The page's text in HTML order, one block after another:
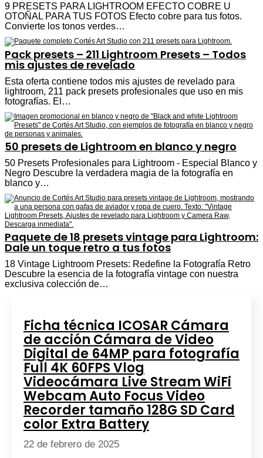
9 PRESETS PARA LIGHTROOM EFECTO COBRE U
OTOÑAL PARA TUS FOTOS Efecto cobre para tus fotos.
Convierte los tonos verdes…
Pack presets – 211 Lightroom Presets – Todos
mis ajustes de revelado
Esta oferta contiene todos mis ajustes de revelado para
lightroom, 211 pack presets profesionales que uso en mis
fotografías. El…
50 presets de Lightroom en blanco y negro
50 Presets Profesionales para Lightroom - Especial Blanco y
Negro Descubre la verdadera magia de la fotografía en
blanco y…
Paquete de 18 presets vintage para Lightroom:
Dale un toque retro a tus fotos
18 Vintage Lightroom Presets: Redefine la Fotografía Retro
Descubre la esencia de la fotografía vintage con nuestra
exclusiva colección de…
Ficha técnica ICOSAR Cámara
de acción Cámara de Video
Digital de 64MP para fotografía
Full 4K 60FPS Vlog
Videocámara Live Stream WiFi
Webcam Auto Focus Video
Recorder tamaño 128G SD Card
color Extra Battery
22 de febrero de 2025